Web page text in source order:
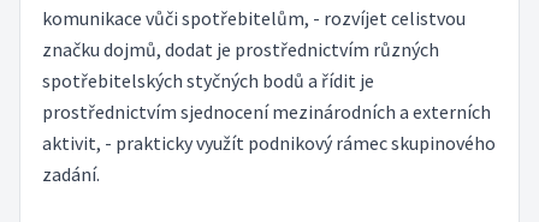
komunikace vůči spotřebitelům, - rozvíjet celistvou
značku dojmů, dodat je prostřednictvím různých
spotřebitelských styčných bodů a řídit je
prostřednictvím sjednocení mezinárodních a externích
aktivit, - prakticky využít podnikový rámec skupinového
zadání.